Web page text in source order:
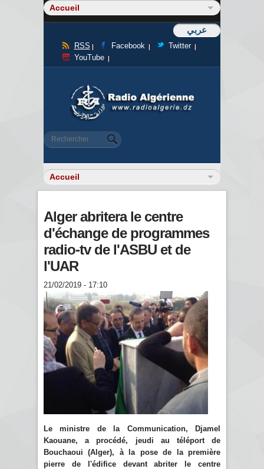
عربي
RSS Facebook
Twitter
YouTube
Formulaire de recherche
Rechercher
Alger abritera le centre
d'échange de programmes
radio-tv de l'ASBU et de
l'UAR
21/02/2019 - 17:10
Le ministre de la Communication, Djamel
Kaouane, a procédé, jeudi au téléport de
Bouchaoui (Alger), à la pose de la première
pierre de l'édifice devant abriter le centre